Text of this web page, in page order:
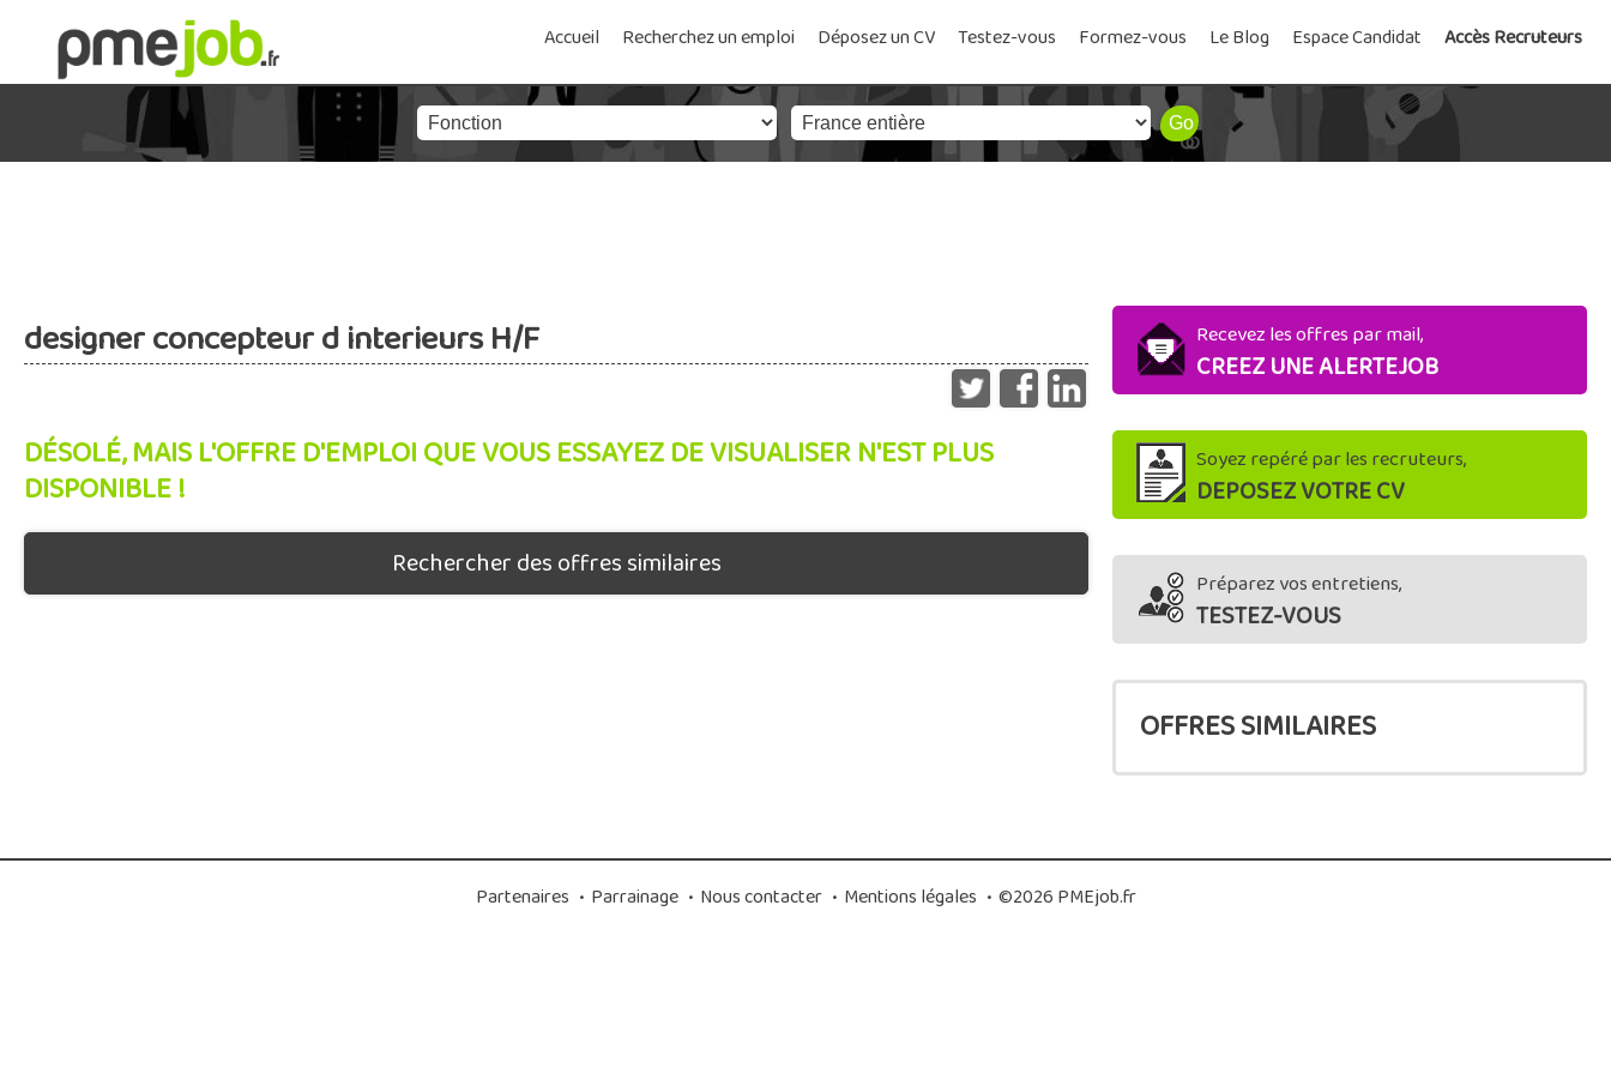
Accueil Recherchez un emploi Déposez un CV Testez-vous Formez-vous Le Blog Espace Candidat Accès Recruteurs
designer concepteur d interieurs H/F
DÉSOLÉ, MAIS L'OFFRE D'EMPLOI QUE VOUS ESSAYEZ DE VISUALISER N'EST PLUS
DISPONIBLE !
Rechercher des offres similaires
Recevez les offres par mail,
CREEZ UNE ALERTEJOB
Soyez repéré par les recruteurs,
DEPOSEZ VOTRE CV
Préparez vos entretiens,
TESTEZ-VOUS
OFFRES SIMILAIRES
Partenaires • Parrainage • Nous contacter • Mentions légales • ©2026 PMEjob.fr